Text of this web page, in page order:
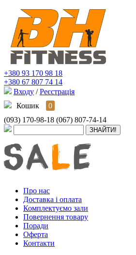
+380 93 170 98 18
+380 67 807 74 14
Входу / Реєстрація
Кошик
0
(093) 170-98-18 (067) 807-74-14
Про нас
Доставка і оплата
Комплектуємо зали
Повернення товару
Поради
Оферта
Контакти